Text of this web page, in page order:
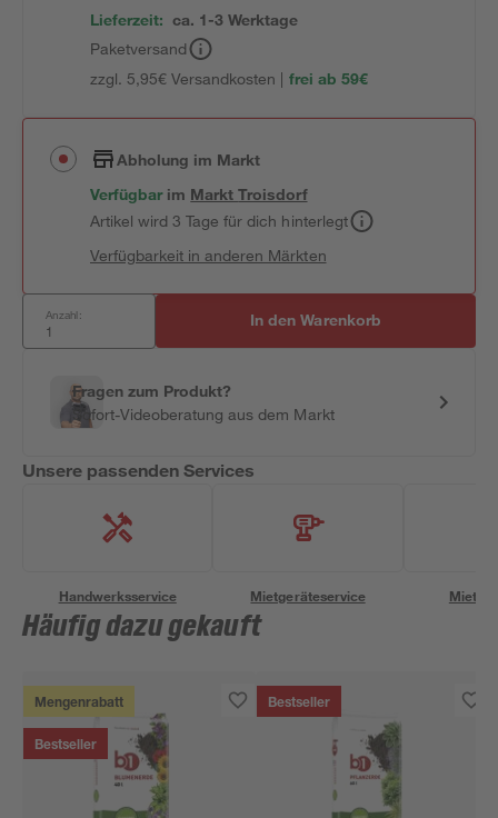
Lieferzeit: ca. 1-3 Werktage
Paketversand
zzgl. 5,95€ Versandkosten | frei ab 59€
Abholung im Markt
Verfügbar im MarktTroisdorf
Artikel wird 3 Tage für dich hinterlegt
Verfügbarkeit in anderen Märkten
Anzahl: In den Warenkorb
Fragen zum Produkt?
Sofort-Videoberatung aus dem Markt
Unsere passenden Services
Handwerksservice Mietgeräteservice
Häufig dazu gekauft
Mengenrabatt
Bestseller
Bestseller